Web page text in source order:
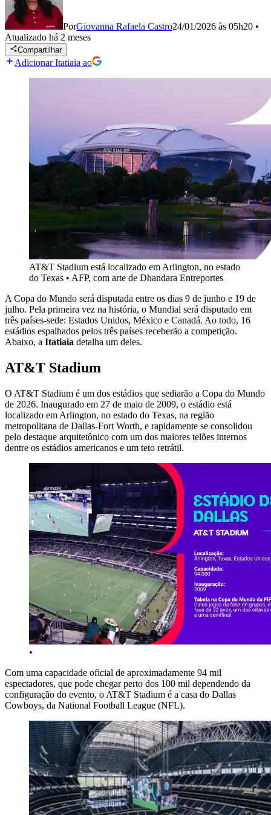
PorGiovanna Rafaela Castro24/01/2026 às 05h20 •
Atualizado há 2 meses
Compartilhar
Adicionar Itatiaia ao
AT&T Stadium está localizado em Arlington, no estado
do Texas • AFP, com arte de Dhandara Entreportes
A Copa do Mundo será disputada entre os dias 9 de junho e 19 de
julho. Pela primeira vez na história, o Mundial será disputado em
três países-sede: Estados Unidos, México e Canadá. Ao todo, 16
estádios espalhados pelos três países receberão a competição.
Abaixo, a Itatiaia detalha um deles.
AT&T Stadium
O AT&T Stadium é um dos estádios que sediarão a Copa do Mundo
de 2026. Inaugurado em 27 de maio de 2009, o estádio está
localizado em Arlington, no estado do Texas, na região
metropolitana de Dallas-Fort Worth, e rapidamente se consolidou
pelo destaque arquitetônico com um dos maiores telões internos
dentre os estádios americanos e um teto retrátil.
•
Com uma capacidade oficial de aproximadamente 94 mil
espectadores, que pode chegar perto dos 100 mil dependendo da
configuração do evento, o AT&T Stadium é a casa do Dallas
Cowboys, da National Football League (NFL).